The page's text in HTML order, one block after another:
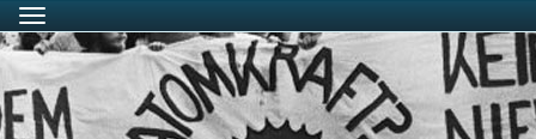
Menu